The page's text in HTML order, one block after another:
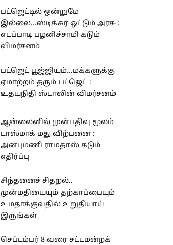
பட்ஜெட்டில் ஒன்றுமே
இல்லை...ஸ்டிக்கர் ஒட்டும் அரசு :
எடப்பாடி பழனிச்சாமி கடும்
விமர்சனம்
பட்ஜெட் பூஜ்ஜியம்...மக்களுக்கு
ஏமாற்றம் தரும் பட்ஜெட் :
உதயநிதி ஸ்டாலின் விமர்சனம்
ஆன்லைனில் முன்பதிவு மூலம்
டாஸ்மாக் மது விற்பனை :
அன்புமணி ராமதாஸ் கடும்
எதிர்ப்பு
சிந்தனைச் சிதறல்..
முன்மதியையும் தற்காப்பையும்
உமதாக்குவதில் உறுதியாய்
இருங்கள்
செப்டம்பர் 8 வரை சட்டமன்றக்